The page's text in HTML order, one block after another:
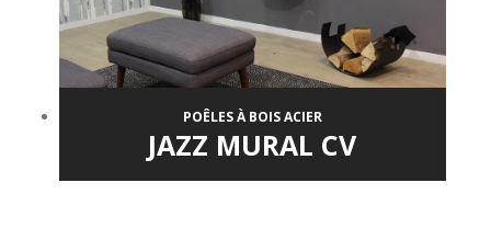
POÊLES À BOIS ACIER
JAZZ MURAL CV